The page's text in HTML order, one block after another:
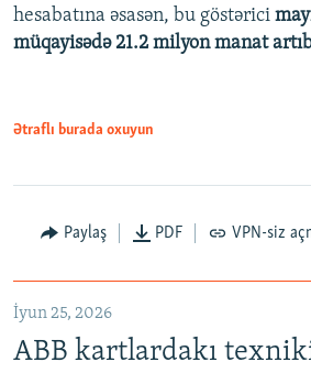
Auto 240p 360p
720p 1080p
hesabatına əsasən, bu göstərici
müqayisədə 21.2 milyon manat
Ətraflı burada oxuyun
Paylaş PDF VPN-siz
İyun 25, 2026
ABB kartlardakı